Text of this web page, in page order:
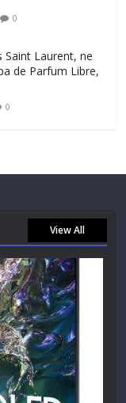
0
Saint Laurent, ne
de Parfum Libre,
0
View All